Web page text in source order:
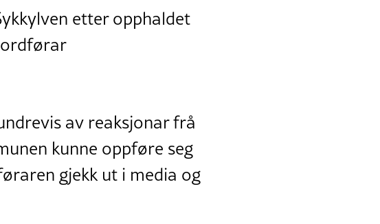
etter opphaldet
av reaksjonar frå
kunne oppføre seg
gjekk ut i media og